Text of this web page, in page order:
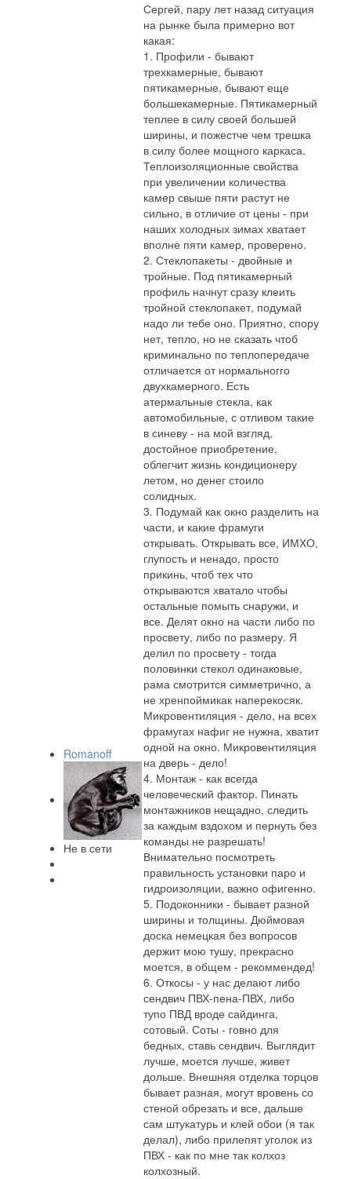
Romanoff
Не в сети
Сергей, пару лет назад ситуация
на рынке была примерно вот
какая:
1. Профили - бывают
трехкамерные, бывают
пятикамерные, бывают еще
большекамерные. Пятикамерный
теплее в силу своей большей
ширины, и пожестче чем трешка
в силу более мощного каркаса.
Теплоизоляционные свойства
при увеличении количества
камер свыше пяти растут не
сильно, в отличие от цены - при
наших холодных зимах хватает
вполне пяти камер, проверено.
2. Стеклопакеты - двойные и
тройные. Под пятикамерный
профиль начнут сразу клеить
тройной стеклопакет, подумай
надо ли тебе оно. Приятно, спору
нет, тепло, но не сказать чтоб
криминально по теплопередаче
отличается от нормальногго
двухкамерного. Есть
атермальные стекла, как
автомобильные, с отливом такие
в синеву - на мой взгляд,
достойное приобретение,
облегчит жизнь кондиционеру
летом, но денег стоило
солидных.
3. Подумай как окно разделить на
части, и какие фрамуги
открывать. Открывать все, ИМХО,
глупость и ненадо, просто
прикинь, чтоб тех что
открываются хватало чтобы
остальные помыть снаружи, и
все. Делят окно на части либо по
просвету, либо по размеру. Я
делил по просвету - тогда
половинки стекол одинаковые,
рама смотрится симметрично, а
не хренпоймикак наперекосяк.
Микровентиляция - дело, на всех
фрамугах нафиг не нужна, хватит
одной на окно. Микровентиляция
на дверь - дело!
4. Монтаж - как всегда
человеческий фактор. Пинать
монтажников нещадно, следить
за каждым вздохом и пернуть без
команды не разрешать!
Внимательно посмотреть
правильность установки паро и
гидроизоляции, важно офигенно.
5. Подоконники - бывает разной
ширины и толщины. Дюймовая
доска немецкая без вопросов
держит мою тушу, прекрасно
моется, в общем - рекоммендед!
6. Откосы - у нас делают либо
сендвич ПВХ-пена-ПВХ, либо
тупо ПВД вроде сайдинга,
сотовый. Соты - говно для
бедных, ставь сендвич. Выглядит
лучше, моется лучше, живет
дольше. Внешняя отделка торцов
бывает разная, могут вровень со
стеной обрезать и все, дальше
сам штукатурь и клей обои (я так
делал), либо прилепят уголок из
ПВХ - как по мне так колхоз
колхозный.